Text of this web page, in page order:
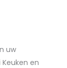
uw
en